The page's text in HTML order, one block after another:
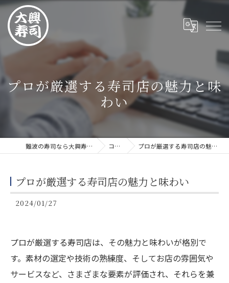
プロが厳選する寿司店の魅力と味
わい
難波の寿司なら大興寿司 難波店 コラム プロが厳選する寿司店の魅力と味わい
プロが厳選する寿司店の魅力と味わい
2024/01/27
プロが厳選する寿司店は、その魅力と味わいが格別で
す。素材の選定や技術の熟練度、そしてお店の雰囲気や
サービスなど、さまざまな要素が評価され、それらを兼